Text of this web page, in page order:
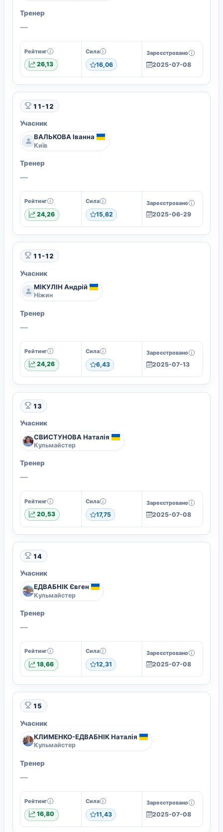
Тренер
—
Рейтинг
26,13
Сила
16,06
Зареєстровано
2025-07-08
11-12
Учасник
ВАЛЬКОВА Іванна
Київ
Тренер
—
Рейтинг
24,26
Сила
15,62
Зареєстровано
2025-06-29
11-12
Учасник
МІКУЛІН Андрій
Ніжин
Тренер
—
Рейтинг
24,26
Сила
6,43
Зареєстровано
2025-07-13
13
Учасник
СВИСТУНОВА Наталія
Кульмайстер
Тренер
—
Рейтинг
20,53
Сила
17,75
Зареєстровано
2025-07-08
14
Учасник
ЕДВАБНІК Євген
Кульмайстер
Тренер
—
Рейтинг
18,66
Сила
12,31
Зареєстровано
2025-07-08
15
Учасник
КЛИМЕНКО-ЕДВАБНІК Наталія
Кульмайстер
Тренер
—
Рейтинг
16,80
Сила
11,43
Зареєстровано
2025-07-08